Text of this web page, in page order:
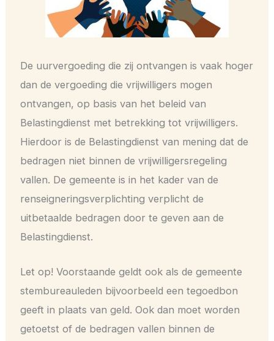
De uurvergoeding die zij ontvangen is vaak hoger
dan de vergoeding die vrijwilligers mogen
ontvangen, op basis van het beleid van
Belastingdienst met betrekking tot vrijwilligers.
Hierdoor is de Belastingdienst van mening dat de
bedragen niet binnen de vrijwilligersregeling
vallen. De gemeente is in het kader van de
renseigneringsverplichting verplicht de
uitbetaalde bedragen door te geven aan de
Belastingdienst.
Let op! Voorstaande geldt ook als de gemeente
stembureauleden bijvoorbeeld een tegoedbon
geeft in plaats van geld. Ook dan moet worden
getoetst of de bedragen vallen binnen de